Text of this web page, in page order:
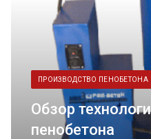
ПРОИЗВОДСТВО ПЕНОБЕТОНА
Обзор
пенобетона